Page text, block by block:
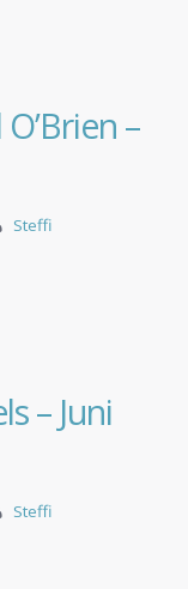
–
Steffi
– Juni
Steffi